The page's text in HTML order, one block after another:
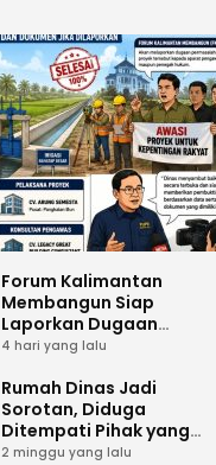
Forum Kalimantan
Membangun Siap
Laporkan Dugaan
Proyek Bermasalah
4 hari yang lalu
Rumah Dinas Jadi
Sorotan, Diduga
Ditempati Pihak yang
Tak Berhak
2 minggu yang lalu